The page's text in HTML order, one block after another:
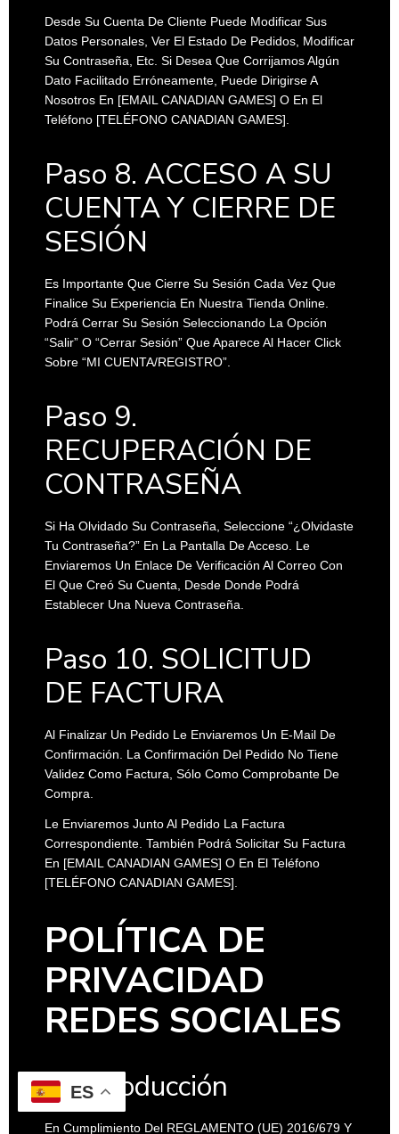
Desde Su Cuenta De Cliente Puede Modificar Sus
Datos Personales, Ver El Estado De Pedidos, Modificar
Su Contraseña, Etc. Si Desea Que Corrijamos Algún
Dato Facilitado Erróneamente, Puede Dirigirse A
Nosotros En [EMAIL CANADIAN GAMES] O En El
Teléfono [TELÉFONO CANADIAN GAMES]
Paso 8. ACCESO A SU
CUENTA Y CIERRE DE
SESIÓN
Es Importante Que Cierre Su Sesión Cada Vez Que
Finalice Su Experiencia En Nuestra Tienda Online.
Podrá Cerrar Su Sesión Seleccionando La Opción
“Salir” O “Cerrar Sesión” Que Aparece Al Hacer Click
Sobre “MI CUENTA/REGISTRO”.
Paso 9.
RECUPERACIÓN DE
CONTRASEÑA
Si Ha Olvidado Su Contraseña, Seleccione “¿Olvidaste
Tu Contraseña?” En La Pantalla De Acceso. Le
Enviaremos Un Enlace De Verificación Al Correo Con
El Que Creó Su Cuenta, Desde Donde Podrá
Establecer Una Nueva Contraseña.
Paso 10. SOLICITUD
DE FACTURA
Al Finalizar Un Pedido Le Enviaremos Un E-Mail De
Confirmación. La Confirmación Del Pedido No Tiene
Validez Como Factura, Sólo Como Comprobante De
Compra.
Le Enviaremos Junto Al Pedido La Factura
Correspondiente. También Podrá Solicitar Su Factura
En [EMAIL CANADIAN GAMES] O En El Teléfono
[TELÉFONO CANADIAN GAMES]
POLÍTICA DE
PRIVACIDAD
REDES SOCIALES
1. Introducción
En Cumplimiento Del REGLAMENTO (UE) 2016/679 Y
ES